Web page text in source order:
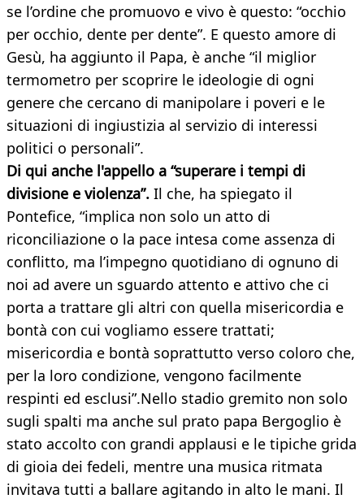
se l’ordine che promuovo e vivo è questo: “occhio
per occhio, dente per dente”. E questo amore di
Gesù, ha aggiunto il Papa, è anche “il miglior
termometro per scoprire le ideologie di ogni
genere che cercano di manipolare i poveri e le
situazioni di ingiustizia al servizio di interessi
politici o personali”.
Di qui anche l'appello a “superare i tempi di
divisione e violenza”. Il che, ha spiegato il
Pontefice, “implica non solo un atto di
riconciliazione o la pace intesa come assenza di
conflitto, ma l’impegno quotidiano di ognuno di
noi ad avere un sguardo attento e attivo che ci
porta a trattare gli altri con quella misericordia e
bontà con cui vogliamo essere trattati;
misericordia e bontà soprattutto verso coloro che,
per la loro condizione, vengono facilmente
respinti ed esclusi”.Nello stadio gremito non solo
sugli spalti ma anche sul prato papa Bergoglio è
stato accolto con grandi applausi e le tipiche grida
di gioia dei fedeli, mentre una musica ritmata
invitava tutti a ballare agitando in alto le mani. Il